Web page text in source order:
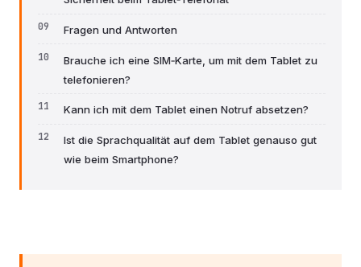
Fragen und Antworten
Brauche ich eine SIM‑Karte, um mit dem Tablet zu
telefonieren?
Kann ich mit dem Tablet einen Notruf absetzen?
Ist die Sprachqualität auf dem Tablet genauso gut
wie beim Smartphone?